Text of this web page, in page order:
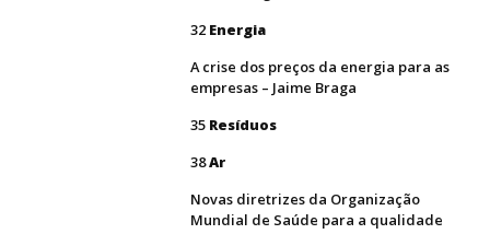
32 Energia
A crise dos preços da energia para as
empresas – Jaime Braga
35 Resíduos
38Ar
Novas diretrizes da Organização
Mundial de Saúde para a qualidade